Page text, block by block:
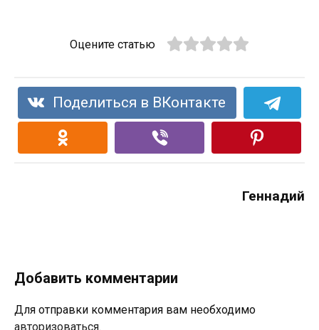
Оцените статью
Поделиться в ВКонтакте
Геннадий
Добавить комментарии
Для отправки комментария вам необходимо
авторизоваться.